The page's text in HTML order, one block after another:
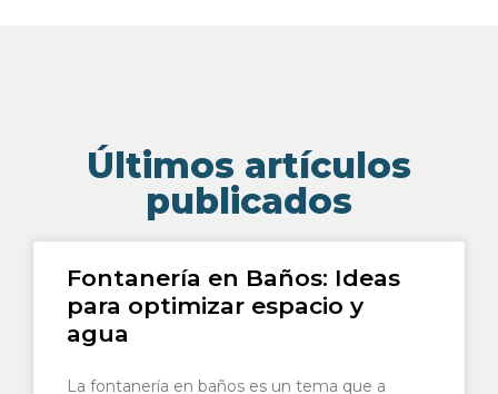
Últimos artículos
publicados
Fontanería en Baños: Ideas
para optimizar espacio y
agua
La fontanería en baños es un tema que a